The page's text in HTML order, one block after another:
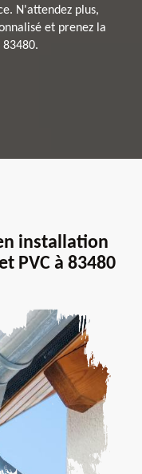
N'attendez plus,
et prenez la
installation
PVC à 83480